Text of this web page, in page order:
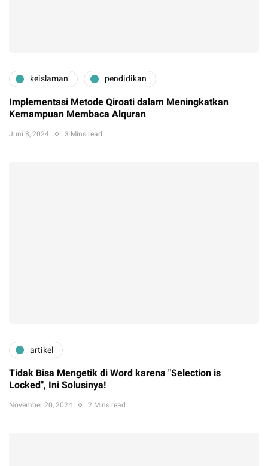
keislaman pendidikan
Implementasi Metode Qiroati dalam Meningkatkan
Kemampuan Membaca Alquran
Juni 8, 2024 3 Mins read
artikel
Tidak Bisa Mengetik di Word karena "Selection is
Locked", Ini Solusinya!
November 20, 2024 2 Mins read